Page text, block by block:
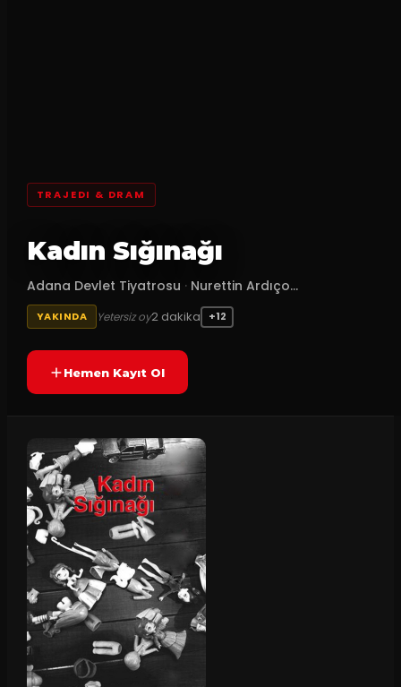
TRAJEDI & DRAM
Kadın Sığınağı
Adana Devlet Tiyatrosu · Nurettin Ardıço...
YAKINDA Yetersiz oy2 dakika +12
Hemen Kayıt Ol